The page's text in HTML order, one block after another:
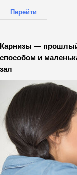
Перейти
Карнизы —
способом и
зал